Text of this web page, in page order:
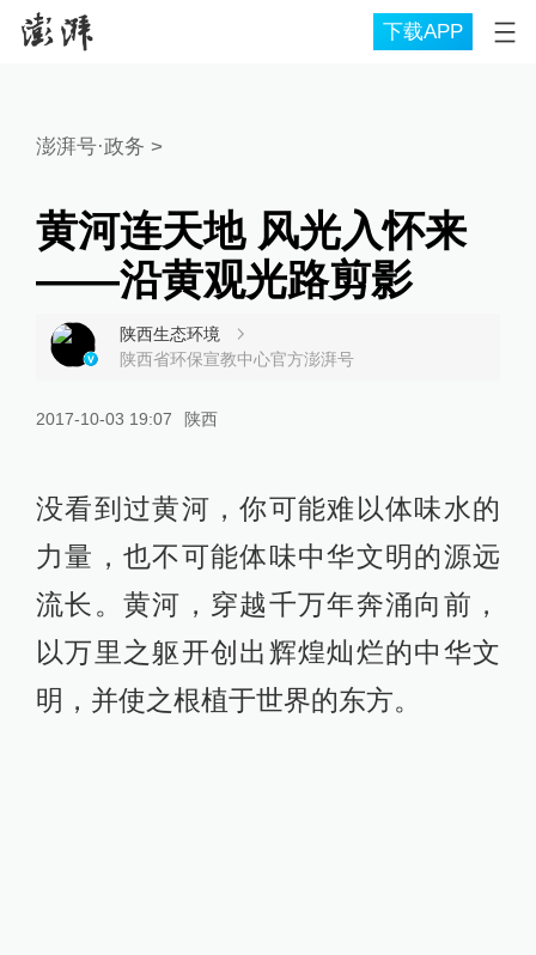
下载APP
澎湃号·政务 >
黄河连天地 风光入怀来
——沿黄观光路剪影
陕西生态环境
陕西省环保宣教中心官方澎湃号
2017-10-03 19:07 陕西
没看到过黄河，你可能难以体味水的
力量，也不可能体味中华文明的源远
流长。黄河，穿越千万年奔涌向前，
以万里之躯开创出辉煌灿烂的中华文
明，并使之根植于世界的东方。